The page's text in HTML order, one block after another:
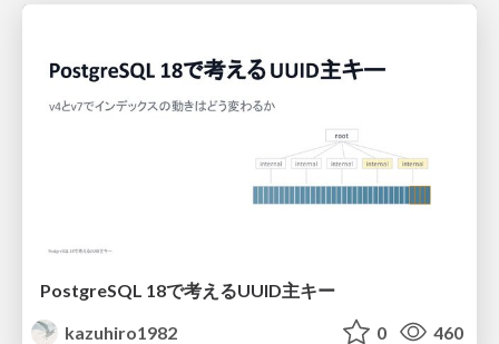
PostgreSQL 18で考えるUUID主キー
kazuhiro1982
0 460